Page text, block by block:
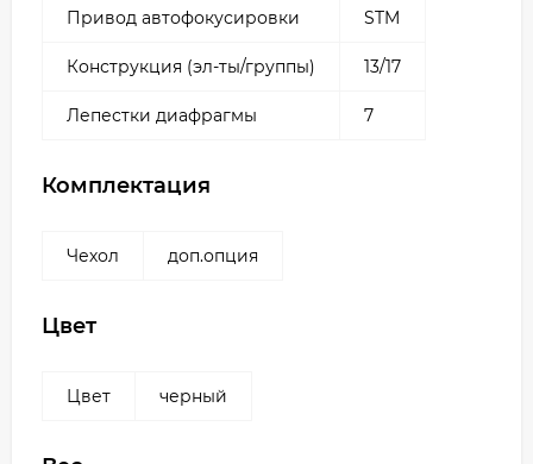
Привод автофокусировки STM
Конструкция (эл-ты/группы) 13/17
Лепестки диафрагмы 7
Комплектация
Чехол доп.опция
Цвет
Цвет черный